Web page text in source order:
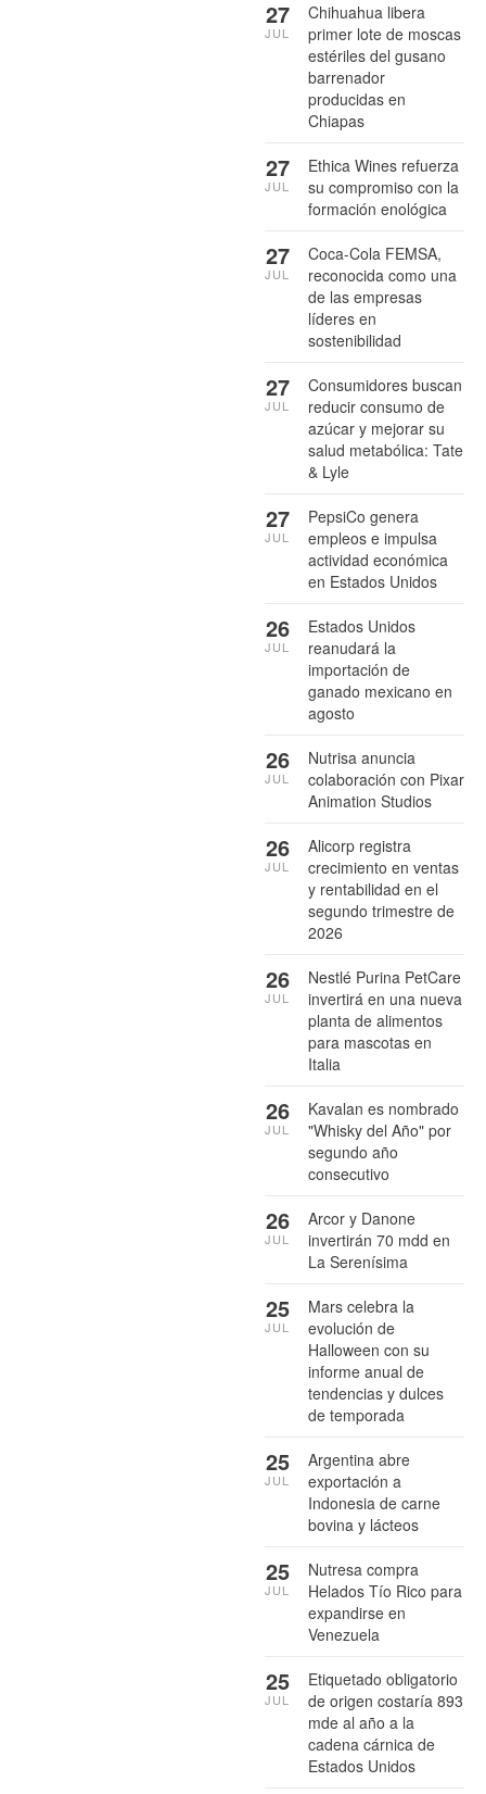
Chihuahua libera
primer lote de moscas
estériles del gusano
barrenador
producidas en
Chiapas
27
JUL
Ethica Wines refuerza
su compromiso con la
formación enológica
27
JUL
Coca-Cola FEMSA,
reconocida como una
de las empresas
líderes en
sostenibilidad
27
JUL
Consumidores buscan
reducir consumo de
azúcar y mejorar su
salud metabólica: Tate
& Lyle
27
JUL
PepsiCo genera
empleos e impulsa
actividad económica
en Estados Unidos
27
JUL
Estados Unidos
reanudará la
importación de
ganado mexicano en
agosto
26
JUL
Nutrisa anuncia
colaboración con Pixar
Animation Studios
26
JUL
Alicorp registra
crecimiento en ventas
y rentabilidad en el
segundo trimestre de
2026
26
JUL
Nestlé Purina PetCare
invertirá en una nueva
planta de alimentos
para mascotas en
Italia
26
JUL
Kavalan es nombrado
"Whisky del Año" por
segundo año
consecutivo
26
JUL
Arcor y Danone
invertirán 70 mdd en
La Serenísima
26
JUL
Mars celebra la
evolución de
Halloween con su
informe anual de
tendencias y dulces
de temporada
25
JUL
Argentina abre
exportación a
Indonesia de carne
bovina y lácteos
25
JUL
Nutresa compra
Helados Tío Rico para
expandirse en
Venezuela
25
JUL
Etiquetado obligatorio
de origen costaría 893
mde al año a la
cadena cárnica de
Estados Unidos
25
JUL